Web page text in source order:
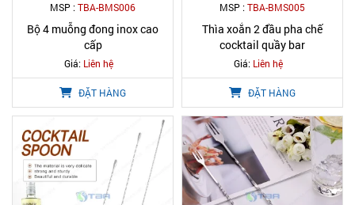
MSP :TBA-BMS006
Bộ 4 muỗng đong inox cao
cấp
Giá: Liên hệ
ĐẶT HÀNG
MSP :TBA-BMS005
Thìa xoắn 2 đầu pha chế
cocktail quầy bar
Giá: Liên hệ
ĐẶT HÀNG